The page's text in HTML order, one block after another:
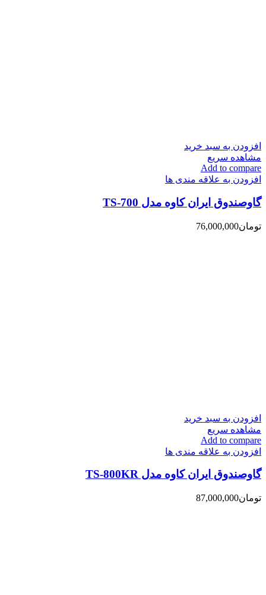
افزودن به سبد خرید
مشاهده سریع
Add to compare
افزودن به علاقه مندی ها
گاوصندوق ایران کاوه مدل TS-700
تومان76,000,000
افزودن به سبد خرید
مشاهده سریع
Add to compare
افزودن به علاقه مندی ها
گاوصندوق ایران کاوه مدل TS-800KR
تومان87,000,000